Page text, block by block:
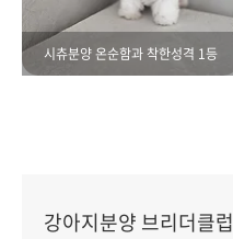
시츄분양 온순함과 착한성격 1등
강아지분양 브리더클럽